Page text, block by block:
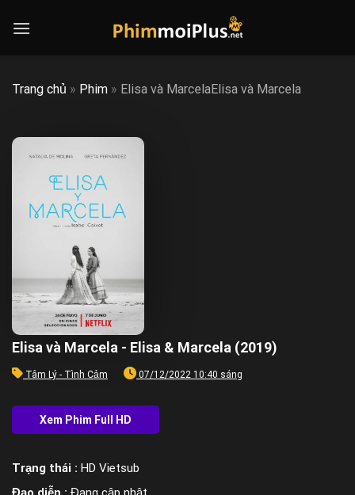
Trang chủ » Phim » Elisa và MarcelaElisa và Marcela
Elisa và Marcela - Elisa & Marcela (2019)
Tâm Lý - Tình Cảm 07/12/2022 10:40 sáng
Trạng thái : HD Vietsub